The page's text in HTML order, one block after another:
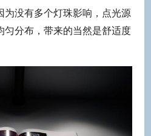
为没有多个灯珠影响，点光源
匀分布，带来的当然是舒适度